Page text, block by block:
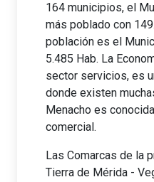
164 municipios, el
más poblado con
población es el
5.485 Hab. La
sector servicios, es
donde existen
Menacho es
comercial.
Las Comarcas de la
Tierra de Mérida -